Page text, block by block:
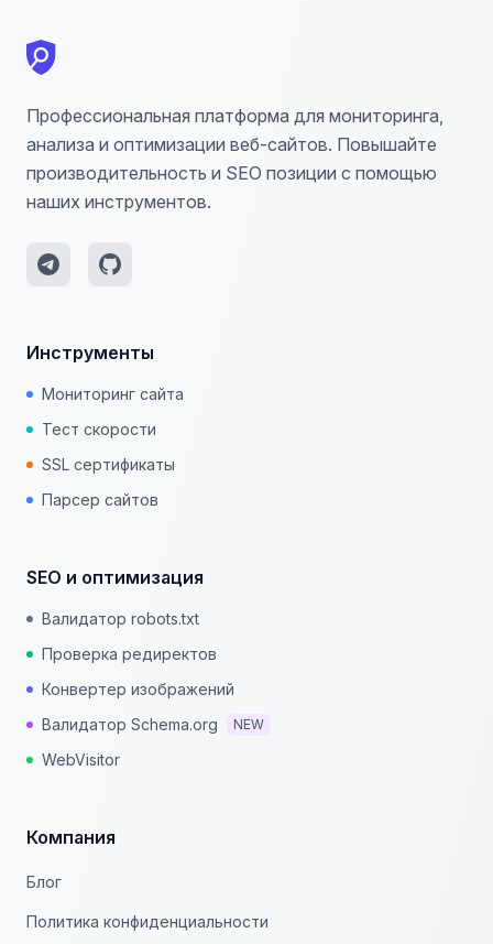
Профессиональная платформа для мониторинга,
анализа и оптимизации веб-сайтов. Повышайте
производительность и SEO позиции с помощью
наших инструментов.
Инструменты
Мониторинг сайта
Тест скорости
SSL сертификаты
Парсер сайтов
SEO и оптимизация
Валидатор robots.txt
Проверка редиректов
Конвертер изображений
Валидатор Schema.org
NEW
WebVisitor
Компания
Блог
Политика конфиденциальности